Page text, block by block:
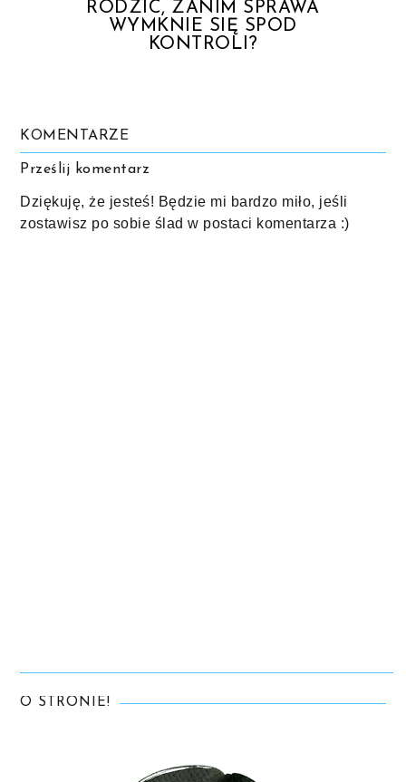
RODZIC, ZANIM SPRAWA
WYMKNIE SIĘ SPOD
KONTROLI?
KOMENTARZE
Prześlij komentarz
Dziękuję, że jesteś! Będzie mi bardzo miło, jeśli
zostawisz po sobie ślad w postaci komentarza :)
O STRONIE!